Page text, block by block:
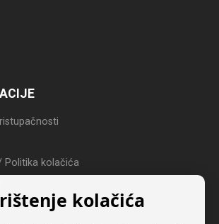
Politika kolačića
kolačića